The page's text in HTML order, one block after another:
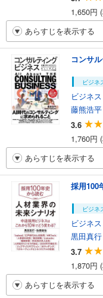
1,650円
あらすじを表示する
コンサ
ビジネ
ビジネ
藤熊浩平
3.6
1,760円
あらすじを表示する
採用100
ビジネ
ビジネ
黒田真行
3.7
1,870円
あらすじを表示する